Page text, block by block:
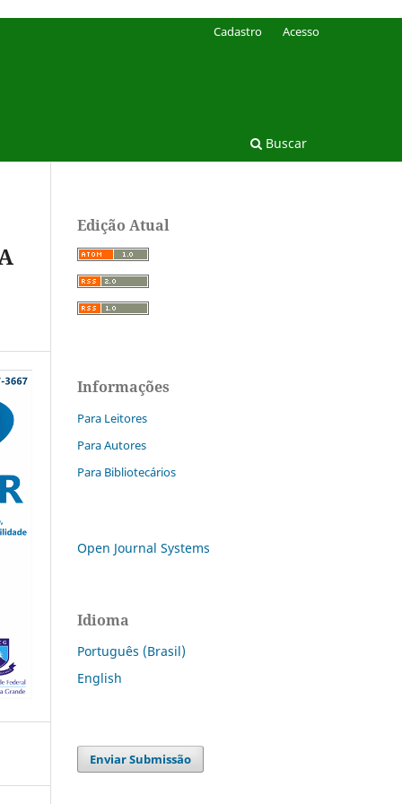
Buscar
Cadastro Acesso
Edição Atual
Informações
Para Leitores
Para Autores
Para Bibliotecários
Open Journal Systems
Idioma
Português (Brasil)
English
Enviar Submissão